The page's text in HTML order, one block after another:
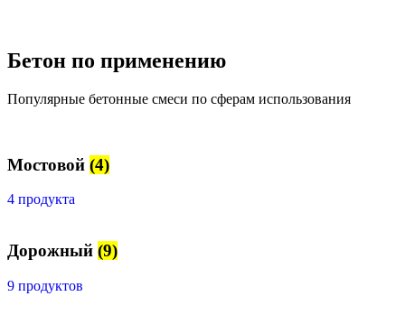
Бетон по применению
Популярные бетонные смеси по сферам использования
Мостовой (4)
4 продукта
Дорожный (9)
9 продуктов